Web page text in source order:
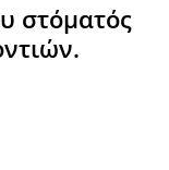
στόματός